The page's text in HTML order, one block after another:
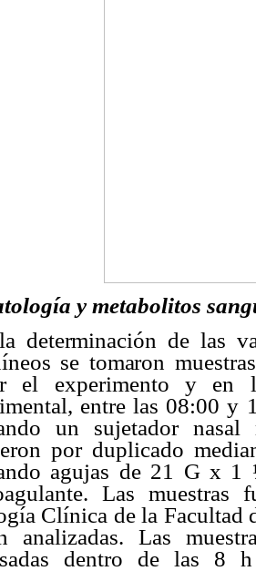
y metabolitos
determinación de las
se tomaron
el experimento y en
entre las 08:00 y
un sujetador
por duplicado
agujas de 21 G x 1
Las muestras
Clínica de la Facultad
analizadas. Las
dentro de las 8